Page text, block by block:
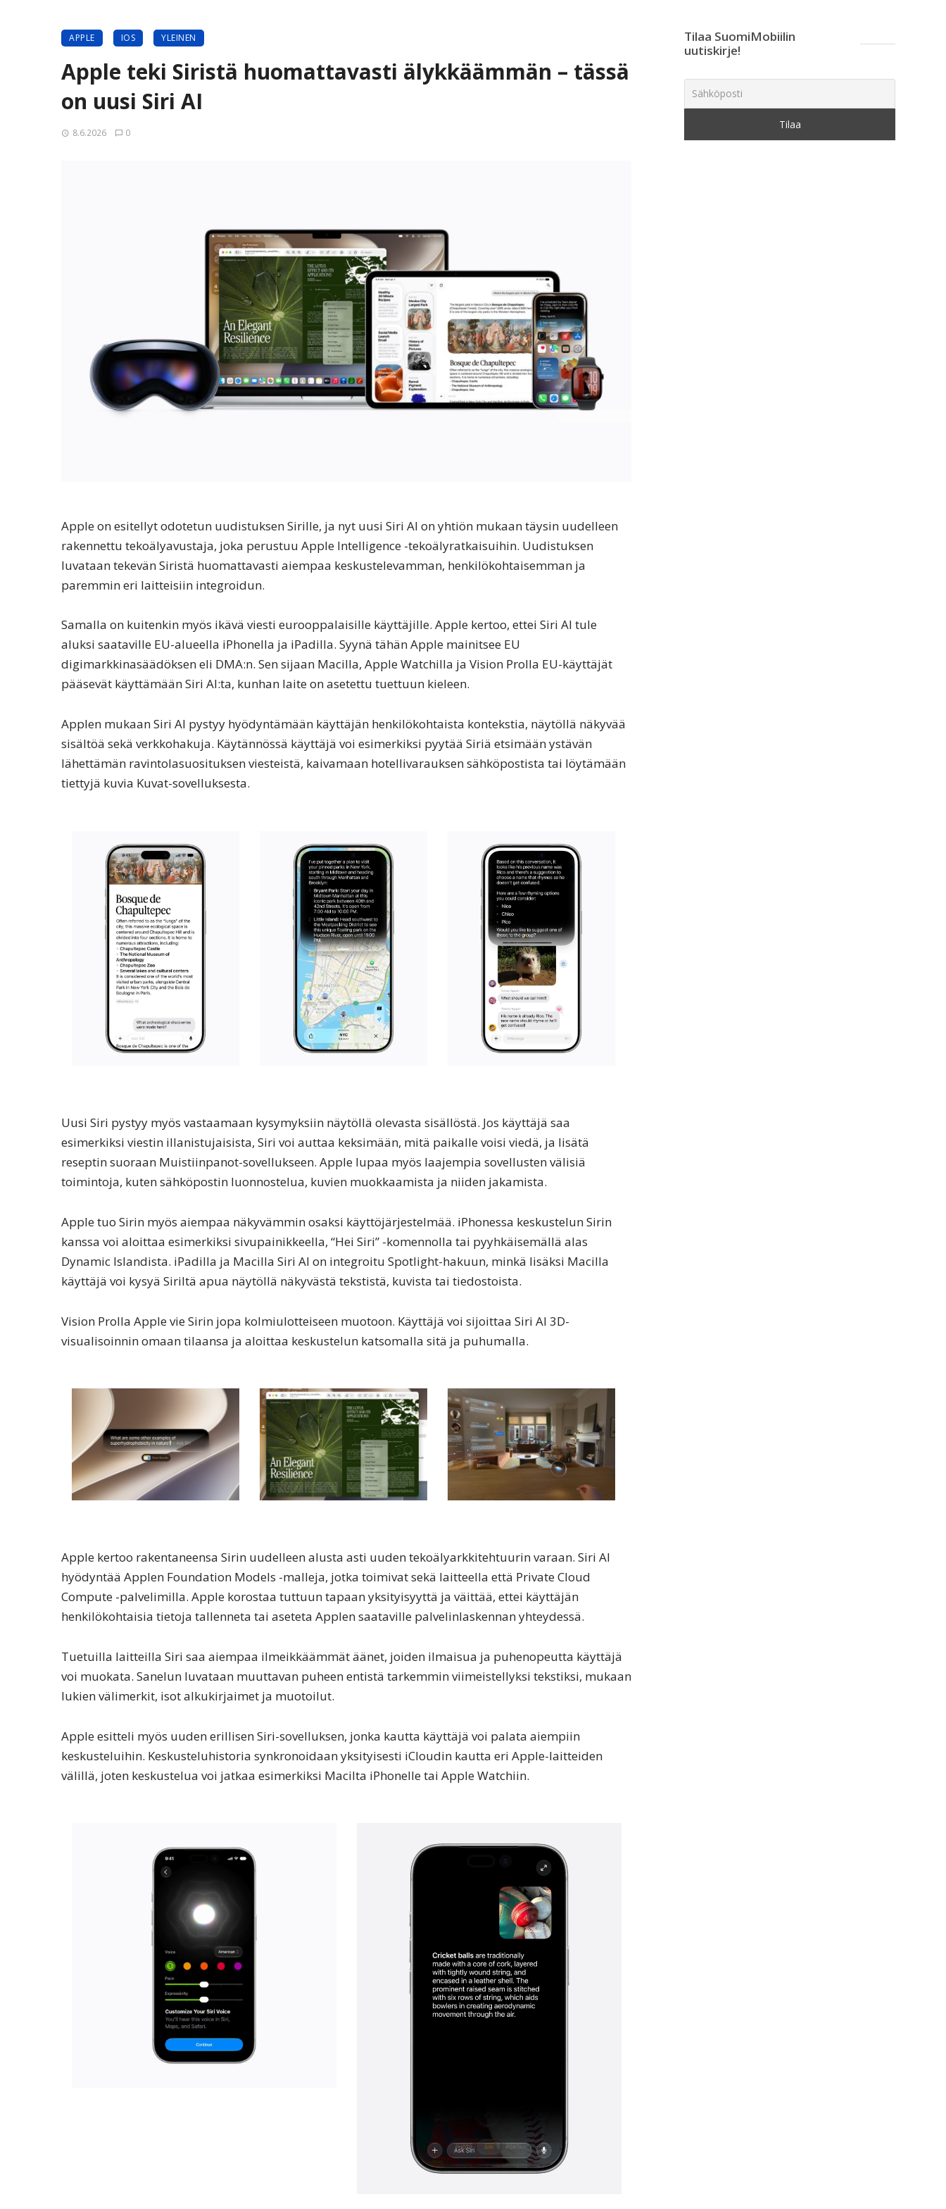
APPLE IOS YLEINEN
Apple teki Siristä huomattavasti älykkäämmän – tässä
on uusi Siri AI
8.6.2026 0
Apple on esitellyt odotetun uudistuksen Sirille, ja nyt uusi Siri AI on yhtiön mukaan täysin uudelleen
rakennettu tekoälyavustaja, joka perustuu Apple Intelligence -tekoälyratkaisuihin. Uudistuksen
luvataan tekevän Siristä huomattavasti aiempaa keskustelevamman, henkilökohtaisemman ja
paremmin eri laitteisiin integroidun.
Samalla on kuitenkin myös ikävä viesti eurooppalaisille käyttäjille. Apple kertoo, ettei Siri AI tule
aluksi saataville EU-alueella iPhonella ja iPadilla. Syynä tähän Apple mainitsee EU
digimarkkinasäädöksen eli DMA:n. Sen sijaan Macilla, Apple Watchilla ja Vision Prolla EU-käyttäjät
pääsevät käyttämään Siri AI:ta, kunhan laite on asetettu tuettuun kieleen.
Applen mukaan Siri AI pystyy hyödyntämään käyttäjän henkilökohtaista kontekstia, näytöllä näkyvää
sisältöä sekä verkkohakuja. Käytännössä käyttäjä voi esimerkiksi pyytää Siriä etsimään ystävän
lähettämän ravintolasuosituksen viesteistä, kaivamaan hotellivarauksen sähköpostista tai löytämään
tiettyjä kuvia Kuvat-sovelluksesta.
Uusi Siri pystyy myös vastaamaan kysymyksiin näytöllä olevasta sisällöstä. Jos käyttäjä saa
esimerkiksi viestin illanistujaisista, Siri voi auttaa keksimään, mitä paikalle voisi viedä, ja lisätä
reseptin suoraan Muistiinpanot-sovellukseen. Apple lupaa myös laajempia sovellusten välisiä
toimintoja, kuten sähköpostin luonnostelua, kuvien muokkaamista ja niiden jakamista.
Apple tuo Sirin myös aiempaa näkyvämmin osaksi käyttöjärjestelmää. iPhonessa keskustelun Sirin
kanssa voi aloittaa esimerkiksi sivupainikkeella, “Hei Siri” -komennolla tai pyyhkäisemällä alas
Dynamic Islandista. iPadilla ja Macilla Siri AI on integroitu Spotlight-hakuun, minkä lisäksi Macilla
käyttäjä voi kysyä Siriltä apua näytöllä näkyvästä tekstistä, kuvista tai tiedostoista.
Vision Prolla Apple vie Sirin jopa kolmiulotteiseen muotoon. Käyttäjä voi sijoittaa Siri AI 3D-
visualisoinnin omaan tilaansa ja aloittaa keskustelun katsomalla sitä ja puhumalla.
Apple kertoo rakentaneensa Sirin uudelleen alusta asti uuden tekoälyarkkitehtuurin varaan. Siri AI
hyödyntää Applen Foundation Models -malleja, jotka toimivat sekä laitteella että Private Cloud
Compute -palvelimilla. Apple korostaa tuttuun tapaan yksityisyyttä ja väittää, ettei käyttäjän
henkilökohtaisia tietoja tallenneta tai aseteta Applen saataville palvelinlaskennan yhteydessä.
Tuetuilla laitteilla Siri saa aiempaa ilmeikkäämmät äänet, joiden ilmaisua ja puhenopeutta käyttäjä
voi muokata. Sanelun luvataan muuttavan puheen entistä tarkemmin viimeistellyksi tekstiksi, mukaan
lukien välimerkit, isot alkukirjaimet ja muotoilut.
Apple esitteli myös uuden erillisen Siri-sovelluksen, jonka kautta käyttäjä voi palata aiempiin
keskusteluihin. Keskusteluhistoria synkronoidaan yksityisesti iCloudin kautta eri Apple-laitteiden
välillä, joten keskustelua voi jatkaa esimerkiksi Macilta iPhonelle tai Apple Watchiin.
Tilaa SuomiMobiilin
uutiskirje!